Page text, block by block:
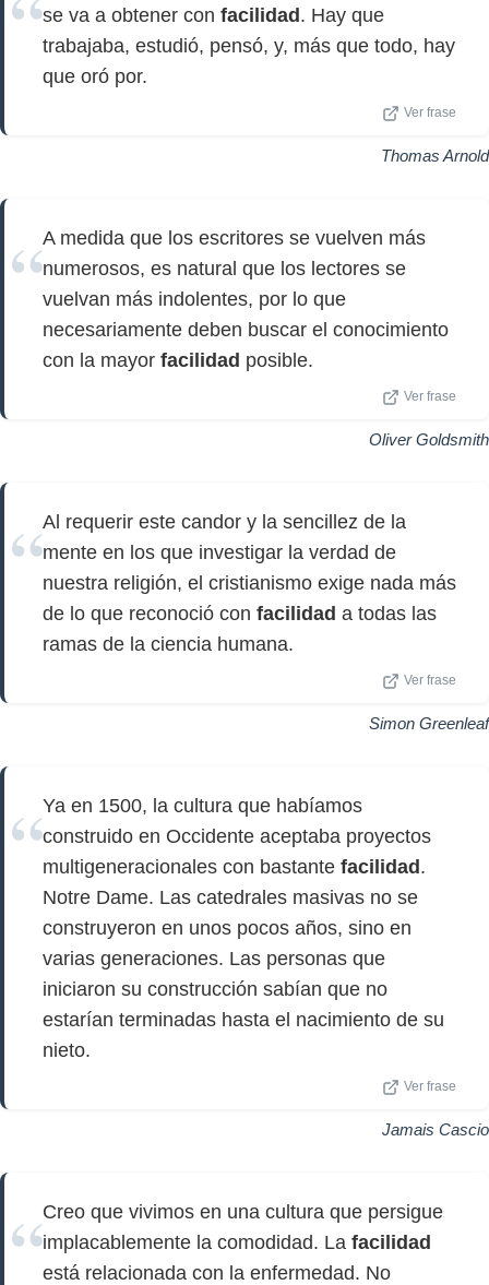
se va a obtener con facilidad . Hay que
trabajaba, estudió, pensó, y, más que todo, hay
que oró por.
Ver frase
Thomas Arnold
A medida que los escritores se vuelven más
numerosos, es natural que los lectores se
vuelvan más indolentes, por lo que
necesariamente deben buscar el conocimiento
con la mayor facilidad posible.
Ver frase
Oliver Goldsmith
Al requerir este candor y la sencillez de la
mente en los que investigar la verdad de
nuestra religión, el cristianismo exige nada más
de lo que reconoció con facilidad a todas las
ramas de la ciencia humana.
Ver frase
Simon Greenleaf
Ya en 1500, la cultura que habíamos
construido en Occidente aceptaba proyectos
multigeneracionales con bastante facilidad .
Notre Dame. Las catedrales masivas no se
construyeron en unos pocos años, sino en
varias generaciones. Las personas que
iniciaron su construcción sabían que no
estarían terminadas hasta el nacimiento de su
nieto.
Ver frase
Jamais Cascio
Creo que vivimos en una cultura que persigue
implacablemente la comodidad. La facilidad
está relacionada con la enfermedad. No